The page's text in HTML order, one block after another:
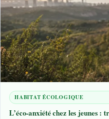
HABITAT ÉCOLOGIQUE
L’éco-anxiété chez les jeunes